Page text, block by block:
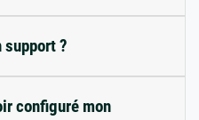
?
configuré mon